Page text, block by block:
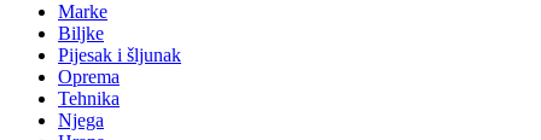
Marke
Biljke
Pijesak i šljunak
Oprema
Tehnika
Njega